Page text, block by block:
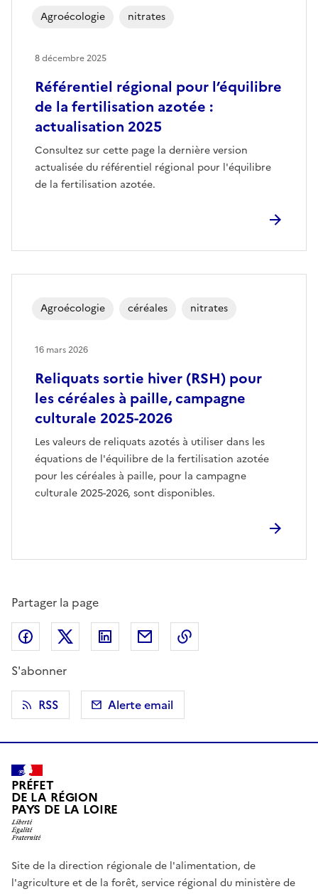
Référentiel régional pour l’équilibre
de la fertilisation azotée :
actualisation 2025
Consultez sur cette page la dernière version
actualisée du référentiel régional pour l'équilibre
de la fertilisation azotée.
Agroécologie nitrates
8 décembre 2025
Reliquats sortie hiver (RSH) pour
les céréales à paille, campagne
culturale 2025-2026
Les valeurs de reliquats azotés à utiliser dans les
équations de l'équilibre de la fertilisation azotée
pour les céréales à paille, pour la campagne
culturale 2025-2026, sont disponibles.
Agroécologie céréales nitrates
16 mars 2026
Partager la page
Partager sur Facebook
Partager sur X (anciennement Twitter)
Partager sur LinkedIn
Partager par email
S'abonner
RSS
Alerte email
PRÉFET
DE LA RÉGION
PAYS DE LA LOIRE
Site de la direction régionale de l'alimentation, de
l'agriculture et de la forêt, service régional du ministère de